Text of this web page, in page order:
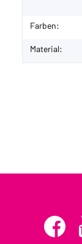
Farben:
Material: